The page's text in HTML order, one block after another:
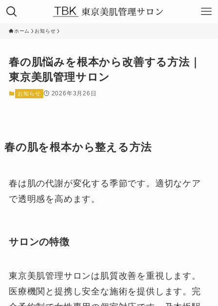
ホーム お知らせ
春の肌悩みを根本から改善する方法｜
東京美肌管理サロン
お知らせ 2026年3月26日
春の肌を根本から整える方法
春は肌の代謝が変化する季節です。適切なケア
で透明感を高めます。
サロンの特徴
東京美肌管理サロンは肌質改善を重視します。
医療機関と提携し安全な施術を提供します。完